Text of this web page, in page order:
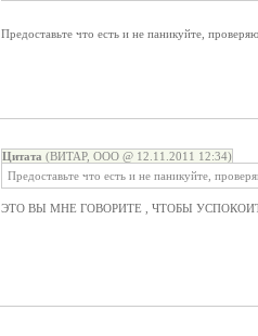
Предоставьте что есть и не паникуйте,
Цитата (ВИТАР, ООО @ 12.11.2011 12:34)
Предоставьте что есть и не паникуйте,
ЭТО ВЫ МНЕ ГОВОРИТЕ , ЧТОБЫ